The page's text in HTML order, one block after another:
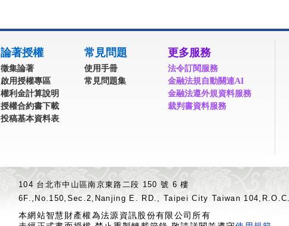
論著授權
徵集論著
啟用授權專區
權利金計算說明
授權合約書下載
投稿基本資料表
常見問題
使用手冊
常見問題集
更多服務
法令訂閱服務
金融法規自動關連AI
金融法遵外規資料服務
裁判書資料服務
104 台北市中山區南京東路二段 150 號 6 樓
6F.,No.150,Sec.2,Nanjing E. RD., Taipei City Taiwan 104,R.O.C.
本網站智慧財產權為法源資訊股份有限公司所有